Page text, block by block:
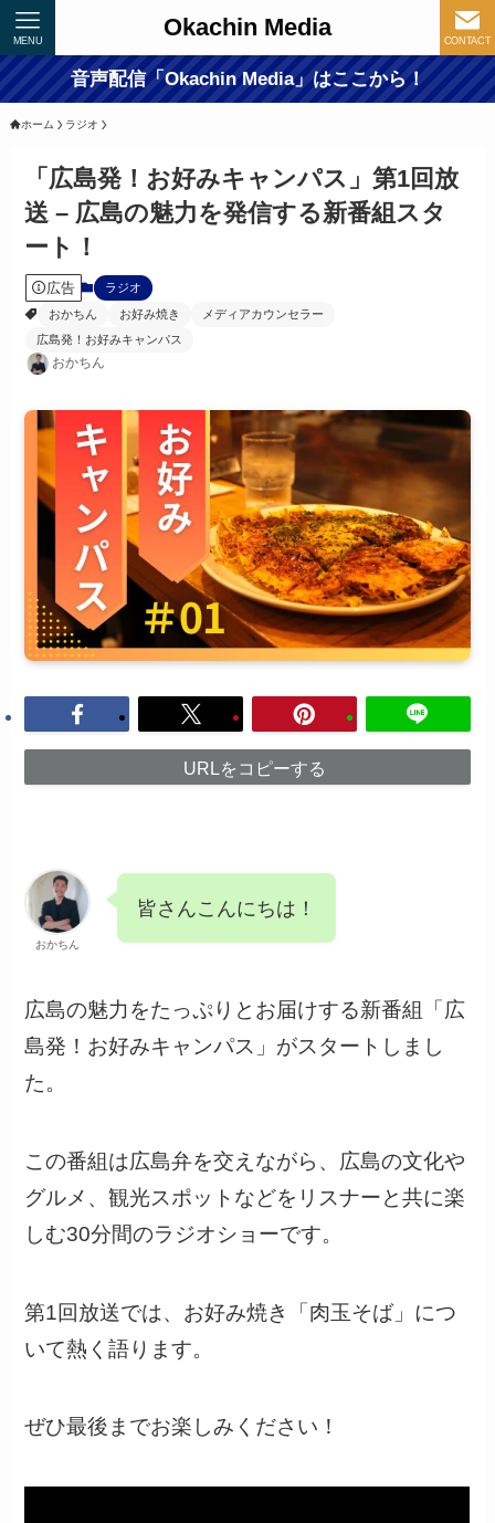
Okachin Media CONTACT
MENU
音声配信「Okachin Media」はここから！
ホーム ラジオ
「広島発！お好みキャンパス」第1回放
送 – 広島の魅力を発信する新番組スタ
ート！
広告
ラジオ
おかちん
お好み焼き
メディアカウンセラー
広島発！お好みキャンパス
おかちん
URLをコピーする
おかちん
皆さんこんにちは！
広島の魅力をたっぷりとお届けする新番組「広
島発！お好みキャンパス」がスタートしまし
た。
この番組は広島弁を交えながら、広島の文化や
グルメ、観光スポットなどをリスナーと共に楽
しむ30分間のラジオショーです。
第1回放送では、お好み焼き「肉玉そば」につ
いて熱く語ります。
ぜひ最後までお楽しみください！